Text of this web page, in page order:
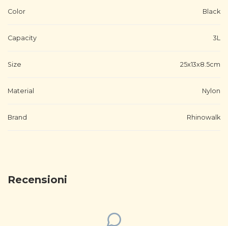
Color Black
Capacity 3L
Size 25x13x8.5cm
Material Nylon
Brand Rhinowalk
Recensioni